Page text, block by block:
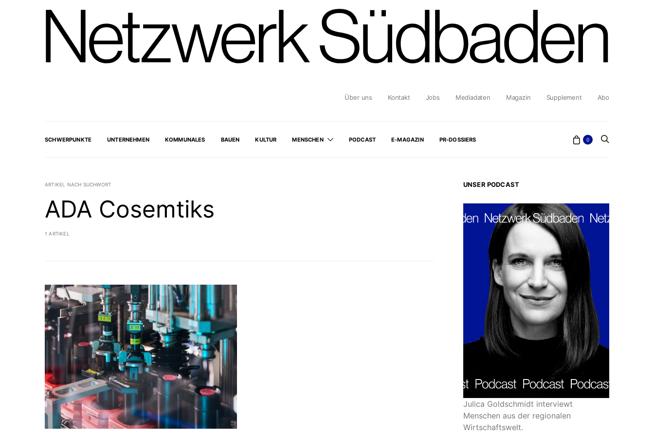
Über uns Kontakt Jobs Mediadaten Magazin Supplement Abo
SCHWERPUNKTE UNTERNEHMEN KOMMUNALES BAUEN KULTUR MENSCHEN PODCAST E-MAGAZIN PR-DOSSIERS 0
ARTIKEL NACH SUCHWORT
ADA Cosemtiks
1 ARTIKEL
UNSER PODCAST
Julica Goldschmidt interviewt
Menschen aus der regionalen
Wirtschaftswelt.